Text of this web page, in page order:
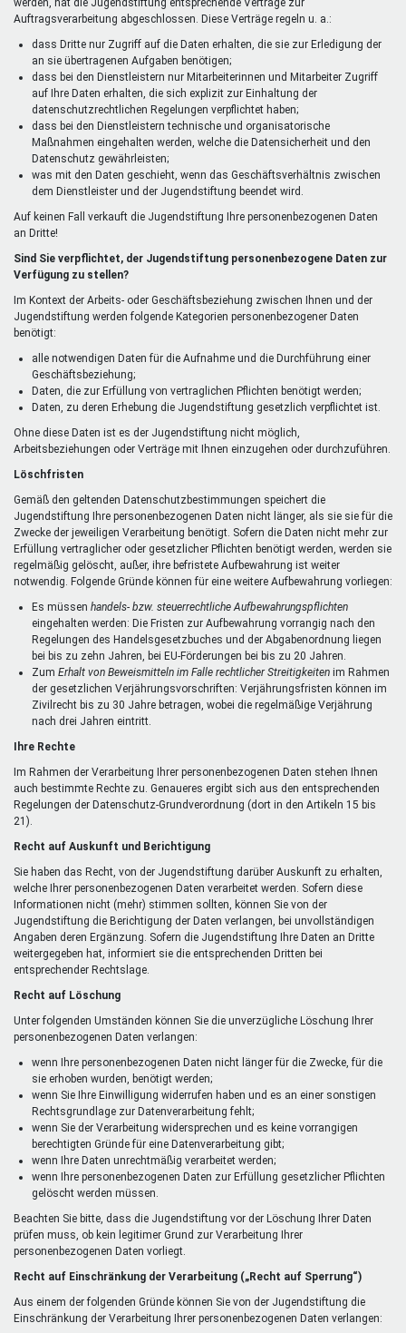
Auftragsverarbeitung abgeschlossen. Diese Verträge regeln u. a.:
dass Dritte nur Zugriff auf die Daten erhalten, die sie zur Erledigung der
an sie übertragenen Aufgaben benötigen;
dass bei den Dienstleistern nur Mitarbeiterinnen und Mitarbeiter Zugriff
auf Ihre Daten erhalten, die sich explizit zur Einhaltung der
datenschutzrechtlichen Regelungen verpflichtet haben;
dass bei den Dienstleistern technische und organisatorische
Maßnahmen eingehalten werden, welche die Datensicherheit und den
Datenschutz gewährleisten;
was mit den Daten geschieht, wenn das Geschäftsverhältnis zwischen
dem Dienstleister und der Jugendstiftung beendet wird.
Auf keinen Fall verkauft die Jugendstiftung Ihre personenbezogenen Daten
an Dritte!
Sind Sie verpflichtet, der Jugendstiftung personenbezogene Daten zur
Verfügung zu stellen?
Im Kontext der Arbeits- oder Geschäftsbeziehung zwischen Ihnen und der
Jugendstiftung werden folgende Kategorien personenbezogener Daten
benötigt:
alle notwendigen Daten für die Aufnahme und die Durchführung einer
Geschäftsbeziehung;
Daten, die zur Erfüllung von vertraglichen Pflichten benötigt werden;
Daten, zu deren Erhebung die Jugendstiftung gesetzlich verpflichtet ist.
Ohne diese Daten ist es der Jugendstiftung nicht möglich,
Arbeitsbeziehungen oder Verträge mit Ihnen einzugehen oder durchzuführen.
Löschfristen
Gemäß den geltenden Datenschutzbestimmungen speichert die
Jugendstiftung Ihre personenbezogenen Daten nicht länger, als sie sie für die
Zwecke der jeweiligen Verarbeitung benötigt. Sofern die Daten nicht mehr zur
Erfüllung vertraglicher oder gesetzlicher Pflichten benötigt werden, werden sie
regelmäßig gelöscht, außer, ihre befristete Aufbewahrung ist weiter
notwendig. Folgende Gründe können für eine weitere Aufbewahrung vorliegen:
Es müssen handels- bzw. steuerrechtliche Aufbewahrungspflichten
eingehalten werden: Die Fristen zur Aufbewahrung vorrangig nach den
Regelungen des Handelsgesetzbuches und der Abgabenordnung liegen
bei bis zu zehn Jahren, bei EU-Förderungen bei bis zu 20 Jahren.
Zum Erhalt von Beweismitteln im Falle rechtlicher Streitigkeiten im Rahmen
der gesetzlichen Verjährungsvorschriften: Verjährungsfristen können im
Zivilrecht bis zu 30 Jahre betragen, wobei die regelmäßige Verjährung
nach drei Jahren eintritt.
Ihre Rechte
Im Rahmen der Verarbeitung Ihrer personenbezogenen Daten stehen Ihnen
auch bestimmte Rechte zu. Genaueres ergibt sich aus den entsprechenden
Regelungen der Datenschutz-Grundverordnung (dort in den Artikeln 15 bis
21).
Recht auf Auskunft und Berichtigung
Sie haben das Recht, von der Jugendstiftung darüber Auskunft zu erhalten,
welche Ihrer personenbezogenen Daten verarbeitet werden. Sofern diese
Informationen nicht (mehr) stimmen sollten, können Sie von der
Jugendstiftung die Berichtigung der Daten verlangen, bei unvollständigen
Angaben deren Ergänzung. Sofern die Jugendstiftung Ihre Daten an Dritte
weitergegeben hat, informiert sie die entsprechenden Dritten bei
entsprechender Rechtslage.
Recht auf Löschung
Unter folgenden Umständen können Sie die unverzügliche Löschung Ihrer
personenbezogenen Daten verlangen:
wenn Ihre personenbezogenen Daten nicht länger für die Zwecke, für die
sie erhoben wurden, benötigt werden;
wenn Sie Ihre Einwilligung widerrufen haben und es an einer sonstigen
Rechtsgrundlage zur Datenverarbeitung fehlt;
wenn Sie der Verarbeitung widersprechen und es keine vorrangigen
berechtigten Gründe für eine Datenverarbeitung gibt;
wenn Ihre Daten unrechtmäßig verarbeitet werden;
wenn Ihre personenbezogenen Daten zur Erfüllung gesetzlicher Pflichten
gelöscht werden müssen.
Beachten Sie bitte, dass die Jugendstiftung vor der Löschung Ihrer Daten
prüfen muss, ob kein legitimer Grund zur Verarbeitung Ihrer
personenbezogenen Daten vorliegt.
Recht auf Einschränkung der Verarbeitung („Recht auf Sperrung“)
Aus einem der folgenden Gründe können Sie von der Jugendstiftung die
Einschränkung der Verarbeitung Ihrer personenbezogenen Daten verlangen: